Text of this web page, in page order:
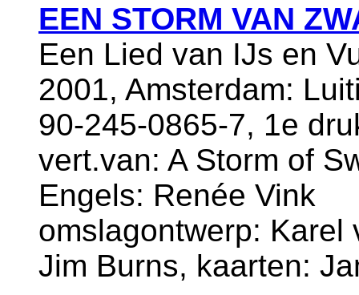
EEN STORM VAN
Een Lied van IJs en
2001, Amsterdam:
90-245-0865-7, 1e
vert.van: A Storm of
Engels: Renée Vink
omslagontwerp: Karel
Jim Burns, kaarten: